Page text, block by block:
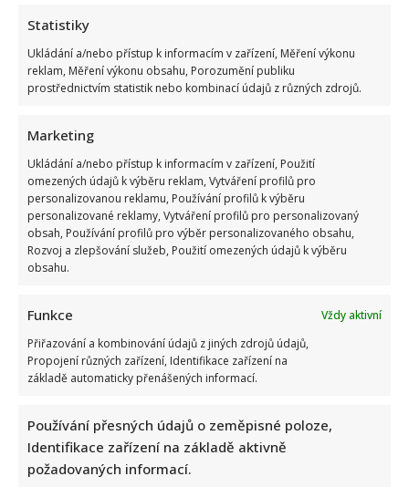
Statistiky
Ukládání a/nebo přístup k informacím v zařízení, Měření výkonu
reklam, Měření výkonu obsahu, Porozumění publiku
prostřednictvím statistik nebo kombinací údajů z různých zdrojů.
Marketing
Ukládání a/nebo přístup k informacím v zařízení, Použití
omezených údajů k výběru reklam, Vytváření profilů pro
personalizovanou reklamu, Používání profilů k výběru
personalizované reklamy, Vytváření profilů pro personalizovaný
obsah, Používání profilů pro výběr personalizovaného obsahu,
Rozvoj a zlepšování služeb, Použití omezených údajů k výběru
obsahu.
Funkce
Vždy aktivní
Přiřazování a kombinování údajů z jiných zdrojů údajů,
Propojení různých zařízení, Identifikace zařízení na
základě automaticky přenášených informací.
Používání přesných údajů o zeměpisné poloze,
Identifikace zařízení na základě aktivně
požadovaných informací.